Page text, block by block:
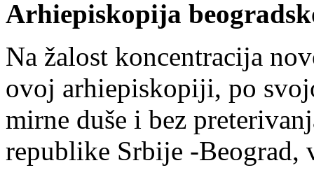
Arhiepiskopija
Na žalost koncentracija
ovoj arhiepiskopiji, po
mirne duše i bez
republike Srbije -